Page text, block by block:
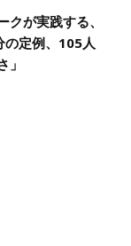
クが実践する、
定例、105人
」